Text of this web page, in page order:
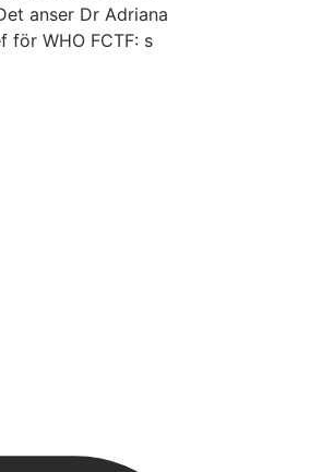
anser Dr Adriana
för WHO FCTF: s